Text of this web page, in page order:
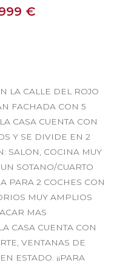
€
LA CALLE DEL ROJO
FACHADA CON 5
CASA CUENTA CON
Y SE DIVIDE EN 2
SALON, COCINA MUY
SOTANO/CUARTO
PARA 2 COCHES CON
MUY AMPLIOS
MAS
CASA CUENTA CON
VENTANAS DE
ESTADO. ¡¡PARA